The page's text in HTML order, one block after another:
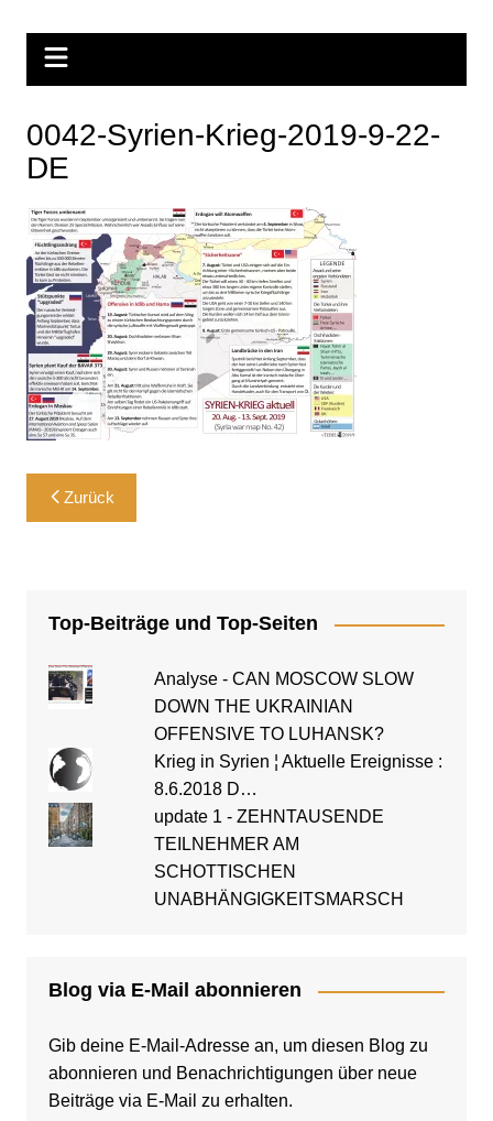
springen
0042-Syrien-Krieg-2019-9-22-
DE
Beitragsnavigation
Zurück
Top-Beiträge und Top-Seiten
Analyse - CAN MOSCOW SLOW
DOWN THE UKRAINIAN
OFFENSIVE TO LUHANSK?
Krieg in Syrien ¦ Aktuelle Ereignisse :
8.6.2018 D…
update 1 - ZEHNTAUSENDE
TEILNEHMER AM
SCHOTTISCHEN
UNABHÄNGIGKEITSMARSCH
Blog via E-Mail abonnieren
Gib deine E-Mail-Adresse an, um diesen Blog zu
abonnieren und Benachrichtigungen über neue
Beiträge via E-Mail zu erhalten.